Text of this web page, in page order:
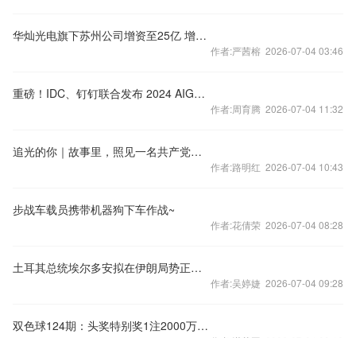
华灿光电旗下苏州公司增资至25亿 增幅约67%
作者:严茜榕 2026-07-04 03:46
重磅！IDC、钉钉联合发布 2024 AIGC应用层十大趋势
作者:周育腾 2026-07-04 11:32
追光的你｜故事里，照见一名共产党员的初心
作者:路明红 2026-07-04 10:43
步战车载员携带机器狗下车作战~
作者:花倩荣 2026-07-04 08:28
土耳其总统埃尔多安拟在伊朗局势正常化后访伊
作者:吴婷婕 2026-07-04 09:28
双色球124期：头奖特别奖1注2000万 奖池9.16亿